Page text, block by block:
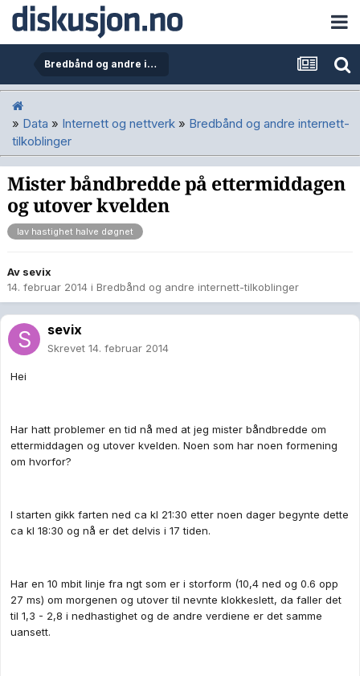
Bredbånd og andre internett-tilkoblinger
» Data » Internett og nettverk » Bredbånd og andre internett-
tilkoblinger
Mister båndbredde på ettermiddagen
og utover kvelden
lav hastighet halve døgnet
Av sevix
14. februar 2014 i Bredbånd og andre internett-tilkoblinger
sevix
Skrevet 14. februar 2014
Hei
Har hatt problemer en tid nå med at jeg mister båndbredde om
ettermiddagen og utover kvelden. Noen som har noen formening
om hvorfor?
I starten gikk farten ned ca kl 21:30 etter noen dager begynte dette
ca kl 18:30 og nå er det delvis i 17 tiden.
Har en 10 mbit linje fra ngt som er i storform (10,4 ned og 0.6 opp
27 ms) om morgenen og utover til nevnte klokkeslett, da faller det
til 1,3 - 2,8 i nedhastighet og de andre verdiene er det samme
uansett.